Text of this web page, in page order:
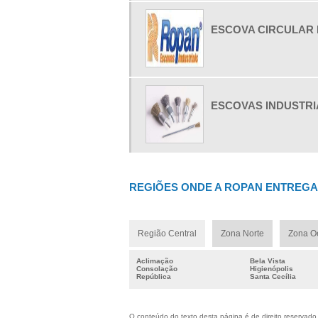
ESCOVA CIRCULAR
ESCOVAS
REGIÕES ONDE A ROPAN
Região Central Zona Norte Zona
Aclimação
Bela Vista
Consolação
Higienópolis
República
Santa Cecília
O conteúdo do texto desta página é de direito